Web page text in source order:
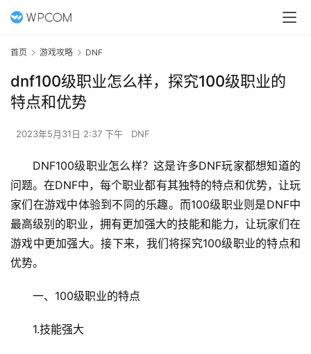
首页 游戏攻略 DNF
dnf100级职业怎么样，探究100级职业的
特点和优势
2023年5月31日 2:37 下午 DNF
DNF100级职业怎么样？这是许多DNF玩家都想知道的
问题。在DNF中，每个职业都有其独特的特点和优势，让玩
家们在游戏中体验到不同的乐趣。而100级职业则是DNF中
最高级别的职业，拥有更加强大的技能和能力，让玩家们在
游戏中更加强大。接下来，我们将探究100级职业的特点和
优势。
一、100级职业的特点
1.技能强大